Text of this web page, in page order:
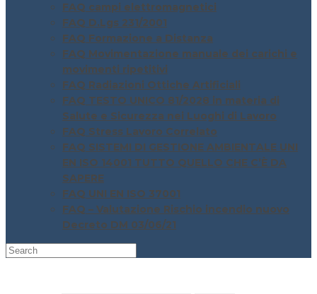
FAQ campi elettromagnetici
FAQ D.Lgs 231/2001
FAQ Formazione a Distanza
FAQ Movimentazione manuale dei carichi e
movimenti ripetitivi
FAQ Radiazioni Ottiche Artificiali
FAQ TESTO UNICO 81/2028 in materia di
Salute e Sicurezza nei Luoghi di Lavoro
FAQ Stress Lavoro Correlato
FAQ SISTEMI DI GESTIONE AMBIENTALE UNI
EN ISO 14001 TUTTO QUELLO CHE C’È DA
SAPERE
FAQ UNI EN ISO 37001
FAQ – Valutazione Rischio incendio nuovo
Decreto DM 03/06/21